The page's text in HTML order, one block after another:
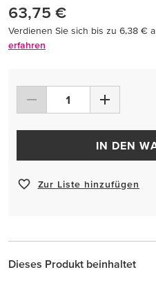
63,75 €
Verdienen Sie sich bis zu 6,38 €
erfahren
IN DEN
Zur Liste hinzufügen
Dieses Produkt beinhaltet